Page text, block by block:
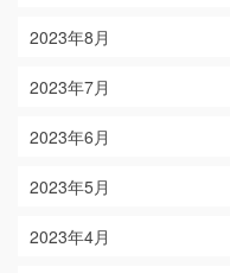
2023年8月
2023年7月
2023年6月
2023年5月
2023年4月